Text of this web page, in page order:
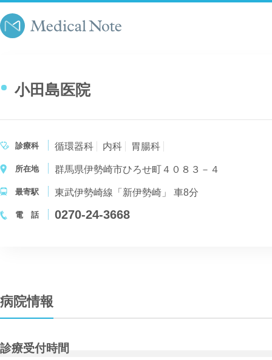
小田島医院
診療科 循環器科 内科 胃腸科
所在地 群馬県伊勢崎市ひろせ町４０８３－４
最寄駅 東武伊勢崎線「新伊勢崎」 車8分
電 話 0270-24-3668
病院情報
診療受付時間